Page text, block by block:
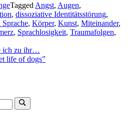
Tagged Angst, Augen,
, dissoziative Identitätsstörung,
, Körper, Kunst, Miteinander,
, Sprachlosigkeit, Traumafolgen,
ich zu ihr…
life of dogs”
Search